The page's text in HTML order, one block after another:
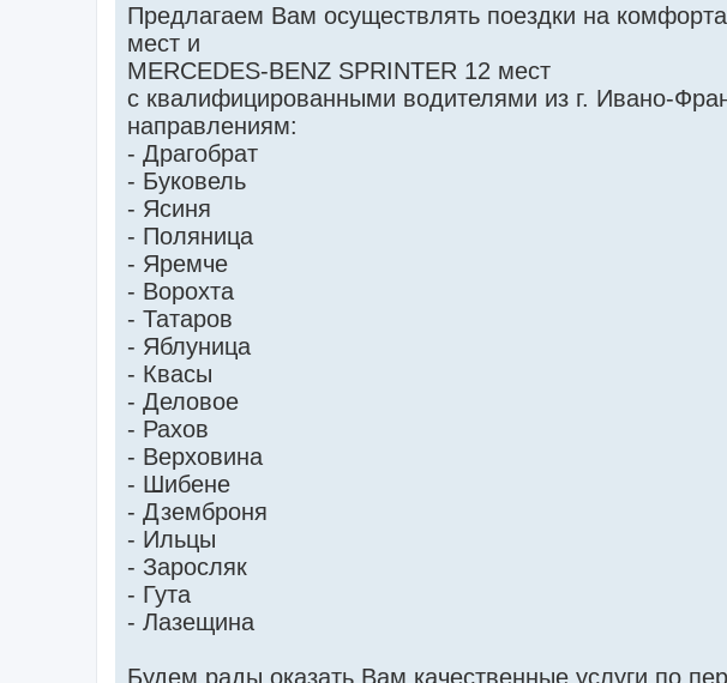
д
о
м
л
е
н
н
Предлагаем Вам осуществлять поездки на
мест и
MERCEDES-BENZ SPRINTER 12 мест
с квалифицированными водителями из г. Ивано-
направлениям:
- Драгобрат
- Буковель
- Ясиня
- Поляница
- Яремче
- Ворохта
- Татаров
- Яблуница
- Квасы
- Деловое
- Рахов
- Верховина
- Шибене
- Дземброня
- Ильцы
- Заросляк
- Гута
- Лазещина
Будем рады оказать Вам качественные услуги по